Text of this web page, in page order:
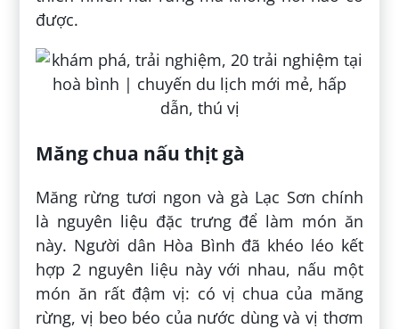
được.
Măng chua nấu thịt gà
Măng rừng tươi ngon và gà Lạc Sơn chính
là nguyên liệu đặc trưng để làm món ăn
này. Người dân Hòa Bình đã khéo léo kết
hợp 2 nguyên liệu này với nhau, nấu một
món ăn rất đậm vị: có vị chua của măng
rừng, vị beo béo của nước dùng và vị thơm